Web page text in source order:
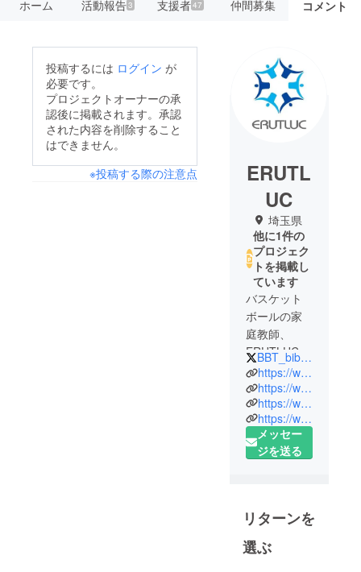
ホーム 活動報告3 支援者47 仲間募集 コメント
投稿するには ログイン が
必要です。
プロジェクトオーナーの承
認後に掲載されます。承認
された内容を削除すること
はできません。
※投稿する際の注意点
ERUTL
UC
埼玉県
他に1件の
プロジェク
トを掲載し
ています
バスケット
ボールの家
庭教師、
ERUTLUC（
エルトラッ
ク）です。
「バスケッ
トボールの
家庭教師」
りました。
「もっとバ
BBT_bibicho
https://www.basketballtutor.com/
https://www.facebook.com/basketballtutor/
https://www.instagram.com/erutluc_basketball/
https://www.youtube.com/channel/UCdFquOS_fgI9uE5NO_CMTJQ/
メッセー
ジを送る
リターンを
選ぶ